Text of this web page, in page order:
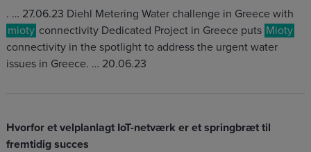
. … 27.06.23 Diehl Metering Water challenge in Greece with
mioty connectivity Dedicated Project in Greece puts Mioty
connectivity in the spotlight to address the urgent water
issues in Greece. … 20.06.23
Hvorfor et velplanlagt IoT-netværk er et springbræt til
fremtidig succes